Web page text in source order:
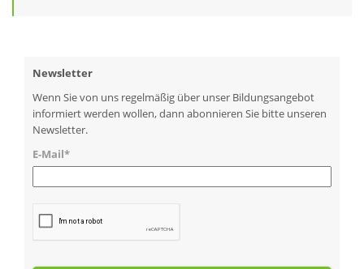
Newsletter
Wenn Sie von uns regelmäßig über unser Bildungsangebot
informiert werden wollen, dann abonnieren Sie bitte unseren
Newsletter.
E-Mail*